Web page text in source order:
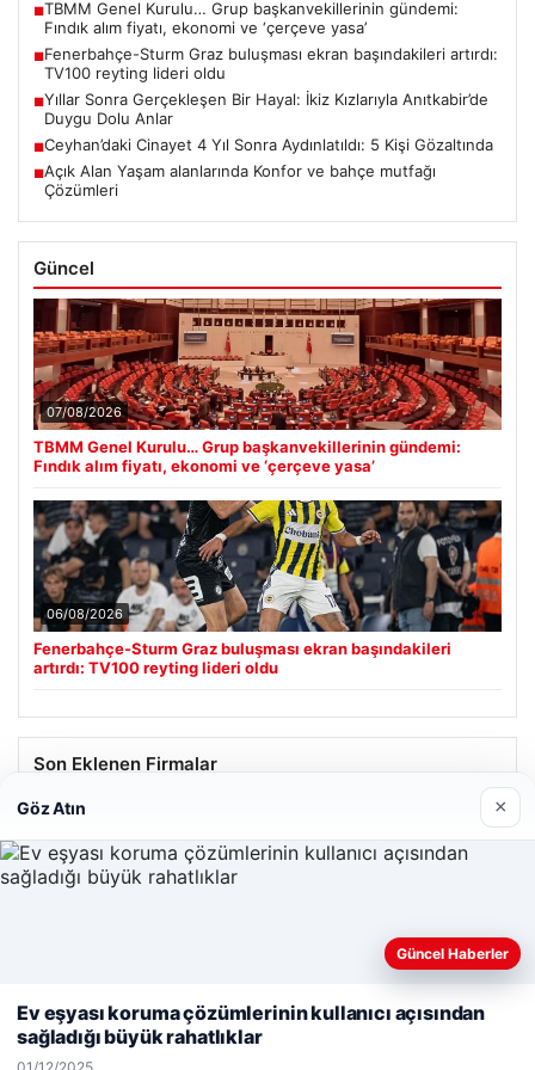
■TBMM Genel Kurulu… Grup başkanvekillerinin gündemi:
Fındık alım fiyatı, ekonomi ve ‘çerçeve yasa’
■Fenerbahçe-Sturm Graz buluşması ekran başındakileri artırdı:
TV100 reyting lideri oldu
■Yıllar Sonra Gerçekleşen Bir Hayal: İkiz Kızlarıyla Anıtkabir’de
Duygu Dolu Anlar
■Ceyhan’daki Cinayet 4 Yıl Sonra Aydınlatıldı: 5 Kişi Gözaltında
■Açık Alan Yaşam alanlarında Konfor ve bahçe mutfağı
Çözümleri
Güncel
07/08/2026
TBMM Genel Kurulu… Grup başkanvekillerinin gündemi:
Fındık alım fiyatı, ekonomi ve ‘çerçeve yasa’
06/08/2026
Fenerbahçe-Sturm Graz buluşması ekran başındakileri
artırdı: TV100 reyting lideri oldu
Son Eklenen Firmalar
Web sitemizi nasıl kullandığınızı daha iyi anlayabilmek,
kullanıyoruz.Çerez Politikamız
Reddet
Göz Atın ×
Güncel Haberler
Ev eşyası koruma çözümlerinin kullanıcı açısından
sağladığı büyük rahatlıklar